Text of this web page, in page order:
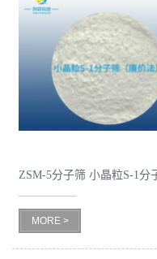
ZSM-5分子筛 小晶粒S-1分
筛（廉价法）
MORE >